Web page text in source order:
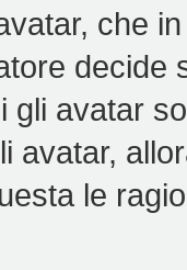
che
gli avatar
avatar,
le